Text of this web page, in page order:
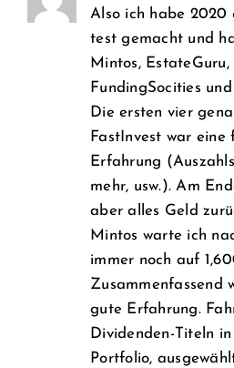
Also ich habe 2020
test gemacht und
Mintos, EstateGuru,
FundingSocities
Die ersten vier
FastInvest war eine
Erfahrung
mehr, usw.). Am
aber alles Geld
Mintos warte ich
immer noch auf
Zusammenfassend
gute Erfahrung.
Dividenden-Titeln
Portfolio,